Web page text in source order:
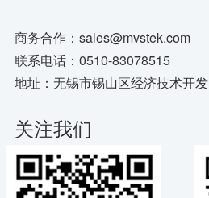
商务合作：sales@mvstek.com
联系电话：0510-83078515
地址：无锡市锡山区经济技术开
关注我们